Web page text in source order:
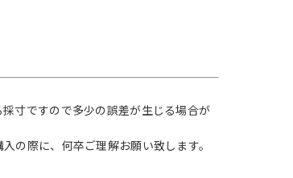
寸ですので多少の誤差が生じる場合が
の際に、何卒ご理解お願い致します。